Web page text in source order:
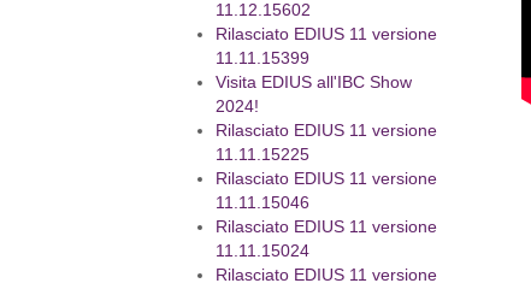
11.12.15602
Rilasciato EDIUS 11 versione
11.11.15399
Visita EDIUS all'IBC Show
2024!
Rilasciato EDIUS 11 versione
11.11.15225
Rilasciato EDIUS 11 versione
11.11.15046
Rilasciato EDIUS 11 versione
11.11.15024
Rilasciato EDIUS 11 versione